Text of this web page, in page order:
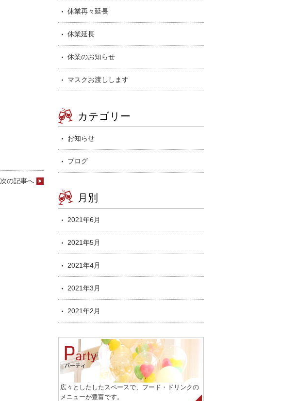
次の記事へ
休業再々延長
休業延長
休業のお知らせ
マスクお渡しします
カテゴリー
お知らせ
ブログ
月別
2021年6月
2021年5月
2021年4月
2021年3月
2021年2月
広々としたしたスペースで、フード・ドリンクの
メニューが豊富です。